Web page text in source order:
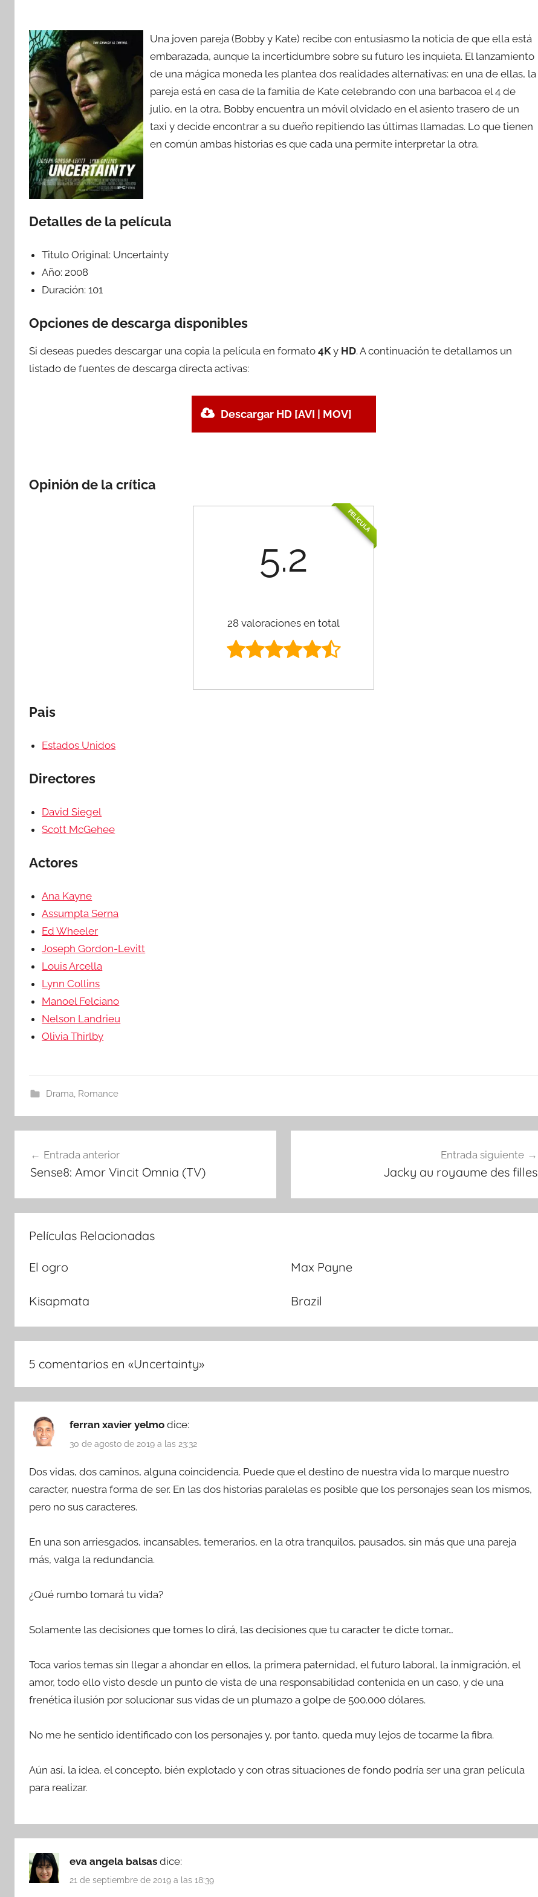
Una joven pareja (Bobby y Kate) recibe con entusiasmo la noticia de que ella está
embarazada, aunque la incertidumbre sobre su futuro les inquieta. El lanzamiento
de una mágica moneda les plantea dos realidades alternativas: en una de ellas, la
pareja está en casa de la familia de Kate celebrando con una barbacoa el 4 de
julio, en la otra, Bobby encuentra un móvil olvidado en el asiento trasero de un
taxi y decide encontrar a su dueño repitiendo las últimas llamadas. Lo que tienen
en común ambas historias es que cada una permite interpretar la otra.
Detalles de la película
Titulo Original: Uncertainty
Año: 2008
Duración:101
Opciones de descarga disponibles
Si deseas puedes descargar una copia la película en formato 4Ky HD. A continuación te detallamos un
listado de fuentes de descarga directa activas:
Descargar HD [AVI | MOV]
Opinión de la crítica
PELÍCULA
5.2
28 valoraciones en total
Pais
Estados Unidos
Directores
David Siegel
Scott McGehee
Actores
Ana Kayne
Assumpta Serna
Ed Wheeler
Joseph Gordon-Levitt
Louis Arcella
Lynn Collins
Manoel Felciano
Nelson Landrieu
Olivia Thirlby
Drama, Romance
Navegación
de
entradas
Entrada anterior
Sense8: Amor Vincit Omnia (TV)
Entrada siguiente
Jacky au royaume des filles
Películas Relacionadas
El ogro Max Payne
Kisapmata Brazil
5 comentarios en «Uncertainty»
ferran xavier yelmo dice:
30 de agosto de 2019 a las 23:32
Dos vidas, dos caminos, alguna coincidencia. Puede que el destino de nuestra vida lo marque nuestro
caracter, nuestra forma de ser. En las dos historias paralelas es posible que los personajes sean los mismos,
pero no sus caracteres.
En una son arriesgados, incansables, temerarios, en la otra tranquilos, pausados, sin más que una pareja
más, valga la redundancia.
¿Qué rumbo tomará tu vida?
Solamente las decisiones que tomes lo dirá, las decisiones que tu caracter te dicte tomar…
Toca varios temas sin llegar a ahondar en ellos, la primera paternidad, el futuro laboral, la inmigración, el
amor, todo ello visto desde un punto de vista de una responsabilidad contenida en un caso, y de una
frenética ilusión por solucionar sus vidas de un plumazo a golpe de 500.000 dólares.
No me he sentido identificado con los personajes y, por tanto, queda muy lejos de tocarme la fibra.
Aún así, la idea, el concepto, bién explotado y con otras situaciones de fondo podría ser una gran película
para realizar.
eva angela balsas dice:
21 de septiembre de 2019 a las 18:39